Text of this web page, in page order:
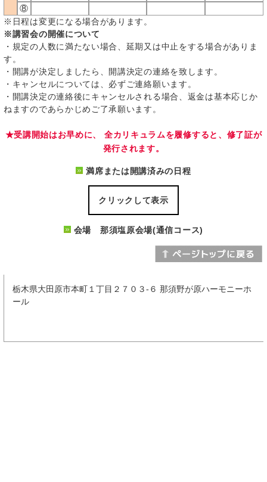
⑧
※日程は変更になる場合があります。
※講習会の開催について
・規定の人数に満たない場合、延期又は中止をする場合がありま
す。
・開講が決定しましたら、開講決定の連絡を致します。
・キャンセルについては、必ずご連絡願います。
・開講決定の連絡後にキャンセルされる場合、返金は基本応じか
ねますのであらかじめご了承願います。
★受講開始はお早めに、 全カリキュラムを履修すると、修了証が
発行されます。
満席または開講済みの日程
クリックして表示
会場 那須塩原会場(通信コース)
栃木県大田原市本町１丁目２７０３-６ 那須野が原ハーモニーホ
ール